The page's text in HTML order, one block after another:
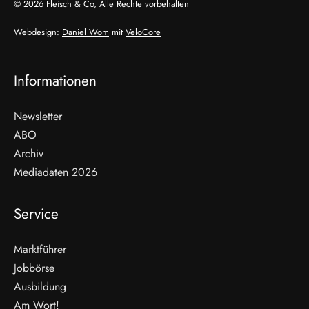
© 2026 Fleisch & Co, Alle Rechte vorbehalten
Webdesign: Daniel Wom mit VeloCore
Informationen
Newsletter
ABO
Archiv
Mediadaten 2026
Service
Marktführer
Jobbörse
Ausbildung
Am Wort!